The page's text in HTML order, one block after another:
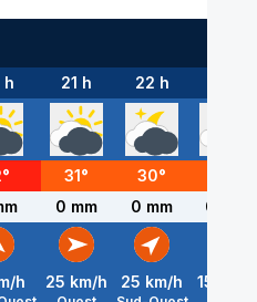
h 21 h 22 h
° 31° 30°
0 mm 0 mm 0 mm
h 25 km/h 25 km/h 15